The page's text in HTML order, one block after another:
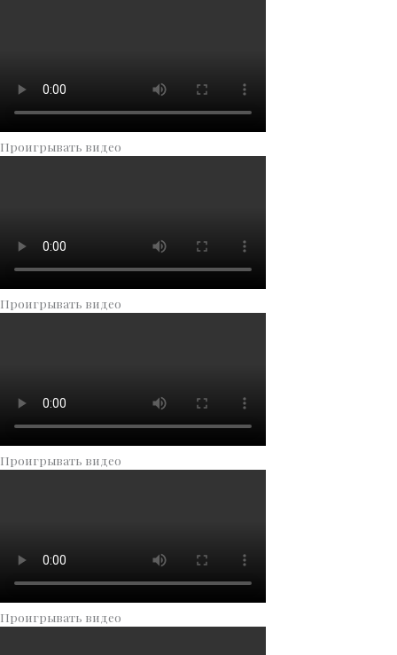
Проигрывать видео
Проигрывать видео
Проигрывать видео
Проигрывать видео